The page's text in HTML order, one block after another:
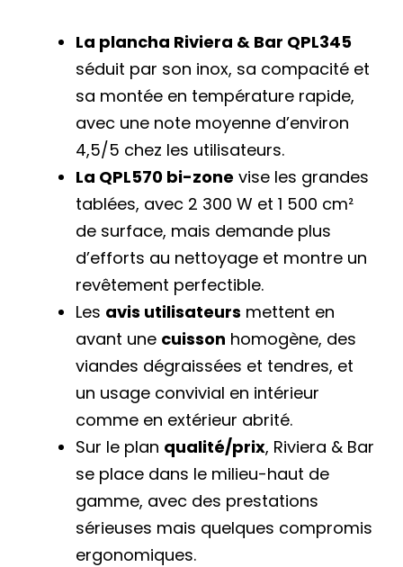
La plancha Riviera & Bar QPL345
séduit par son inox, sa compacité et
sa montée en température rapide,
avec une note moyenne d’environ
4,5/5 chez les utilisateurs.
La QPL570 bi-zone vise les grandes
tablées, avec 2 300 W et 1 500 cm²
de surface, mais demande plus
d’efforts au nettoyage et montre un
revêtement perfectible.
Les avis utilisateurs mettent en
avant une cuisson homogène, des
viandes dégraissées et tendres, et
un usage convivial en intérieur
comme en extérieur abrité.
Sur le plan qualité/prix, Riviera & Bar
se place dans le milieu-haut de
gamme, avec des prestations
sérieuses mais quelques compromis
ergonomiques.